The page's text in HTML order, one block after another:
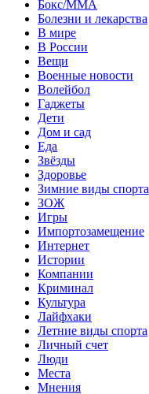
Бокс/MMA
Болезни и лекарства
В мире
В России
Вещи
Военные новости
Волейбол
Гаджеты
Дети
Дом и сад
Еда
Звёзды
Здоровье
Зимние виды спорта
ЗОЖ
Игры
Импортозамещение
Интернет
Истории
Компании
Криминал
Культура
Лайфхаки
Летние виды спорта
Личный счет
Люди
Места
Мнения